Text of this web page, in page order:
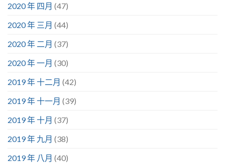
2020 年 四月 (47)
2020 年 三月 (44)
2020 年 二月 (37)
2020 年 一月 (30)
2019 年 十二月 (42)
2019 年 十一月 (39)
2019 年 十月 (37)
2019 年 九月 (38)
2019 年 八月 (40)